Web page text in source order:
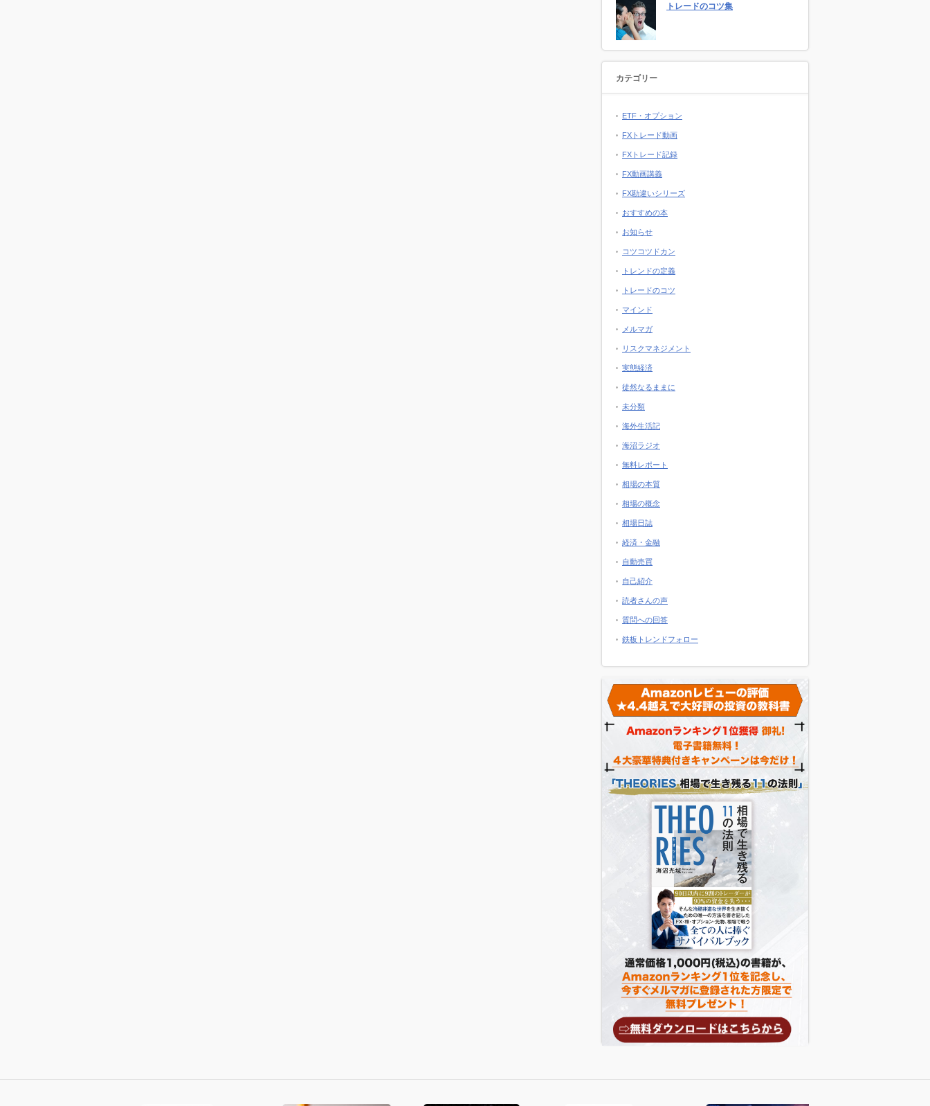
トレードのコツ集
カテゴリー
ETF・オプション
FXトレード動画
FXトレード記録
FX動画講義
FX勘違いシリーズ
おすすめの本
お知らせ
コツコツドカン
トレンドの定義
トレードのコツ
マインド
メルマガ
リスクマネジメント
実態経済
徒然なるままに
未分類
海外生活記
海沼ラジオ
無料レポート
相場の本質
相場の概念
相場日誌
経済・金融
自動売買
自己紹介
読者さんの声
質問への回答
鉄板トレンドフォロー